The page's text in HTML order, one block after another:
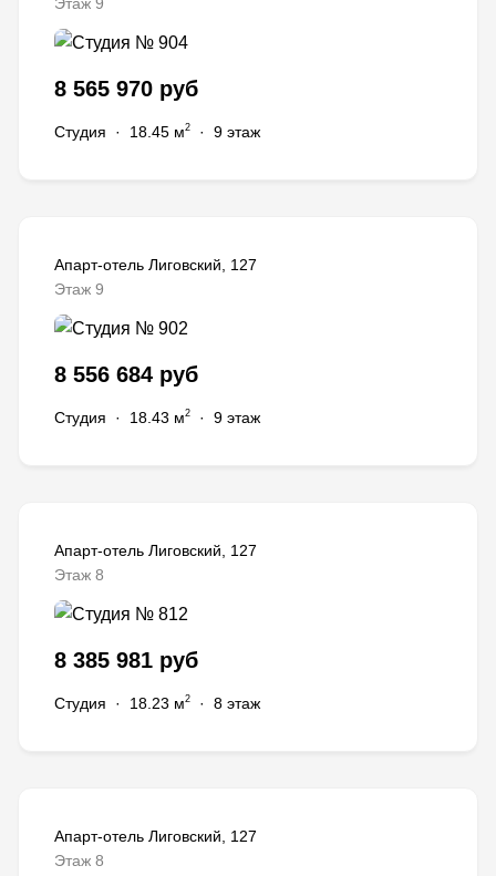
8 565 970 руб
Студия · 18.45 м2 · 9 этаж
Апарт-отель Лиговский, 127
Этаж 9
8 556 684 руб
Студия · 18.43 м2 · 9 этаж
Апарт-отель Лиговский, 127
Этаж 8
8 385 981 руб
Студия · 18.23 м2 · 8 этаж
Апарт-отель Лиговский, 127
Этаж 8